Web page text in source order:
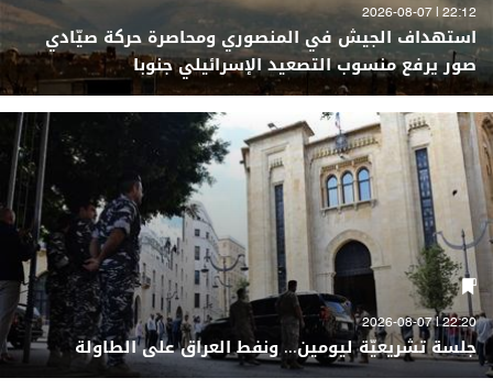
22:12 | 2026-08-07
استهداف الجيش في المنصوري ومحاصرة حركة صيّادي
صور يرفع منسوب التصعيد الإسرائيلي جنوبا
22:20 | 2026-08-07
جلسة تشريعيّة ليومين... ونفط العراق على الطاولة